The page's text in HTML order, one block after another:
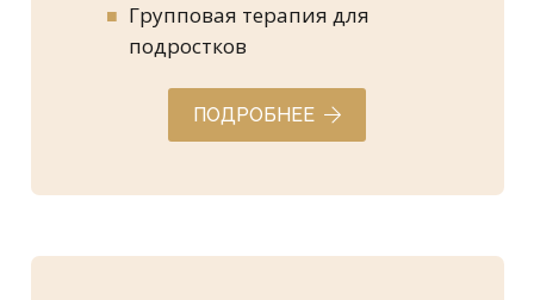
Групповая терапия для
подростков
ПОДРОБНЕЕ